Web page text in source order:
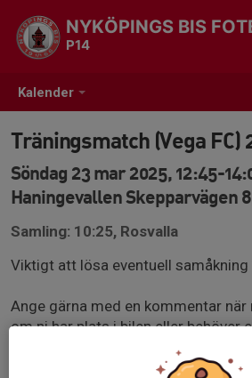
Kalender
NYKÖPINGS BIS
P14
Träningsmatch (Vega FC)
Söndag 23 mar 2025, 12:45-
Haningevallen Skepparvägen
Samling: 10:25, Rosvalla
Viktigt att lösa eventuell
Ange gärna med en kommentar när
om ni har plats i bilen eller behöver
För de som åker direkt så gäller